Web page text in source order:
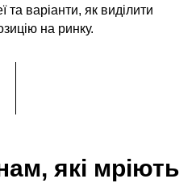
та варіанти, як виділити
на ринку.
які мріють